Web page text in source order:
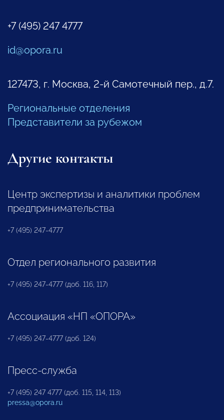
+7 (495) 247 4777
id@opora.ru
127473, г. Москва, 2-й Самотечный пер., д.7.
Региональные отделения
Представители за рубежом
Другие контакты
Центр экспертизы и аналитики проблем
предпринимательства
+7 (495) 247-4777
Отдел регионального развития
+7 (495) 247-4777 (доб. 116, 117)
Ассоциация «НП «ОПОРА»
+7 (495) 247-4777 (доб. 124)
Пресс-служба
+7 (495) 247 4777 (доб. 115, 114, 113)
pressa@opora.ru